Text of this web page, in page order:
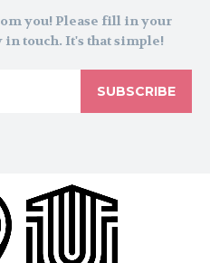
you! Please fill in your
touch. It's that simple!
SUBSCRIBE